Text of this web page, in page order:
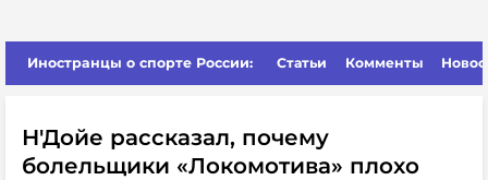
Иностранцы о спорте России: Статьи Комменты
Н'Дойе рассказал, почему
болельщики «Локомотива» плохо